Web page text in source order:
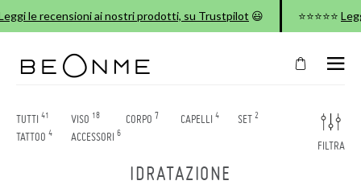
le recensioni ai nostri prodotti, su Trustpilot😃 ⭐⭐⭐⭐⭐Leggi
FILTRA
TUTTI 41 VISO 18 CORPO 7 CAPELLI 4 SET 2
TATTOO 4 ACCESSORI 6
IDRATAZIONE
CHIUDI
NEL
CARRELLO